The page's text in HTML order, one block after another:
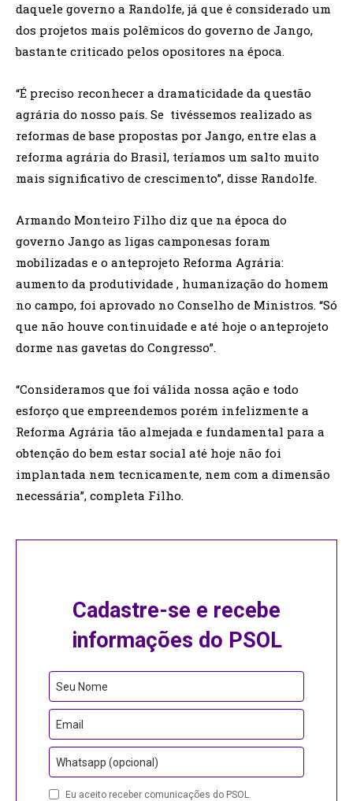
daquele governo a Randolfe, já que é considerado um
dos projetos mais polêmicos do governo de Jango,
bastante criticado pelos opositores na época.
“É preciso reconhecer a dramaticidade da questão
agrária do nosso país. Se tivéssemos realizado as
reformas de base propostas por Jango, entre elas a
reforma agrária do Brasil, teríamos um salto muito
mais significativo de crescimento”, disse Randolfe.
Armando Monteiro Filho diz que na época do
governo Jango as ligas camponesas foram
mobilizadas e o anteprojeto Reforma Agrária:
aumento da produtividade , humanização do homem
no campo, foi aprovado no Conselho de Ministros. “Só
que não houve continuidade e até hoje o anteprojeto
dorme nas gavetas do Congresso”.
“Consideramos que foi válida nossa ação e todo
esforço que empreendemos porém infelizmente a
Reforma Agrária tão almejada e fundamental para a
obtenção do bem estar social até hoje não foi
implantada nem tecnicamente, nem com a dimensão
necessária”, completa Filho.
Cadastre-se e recebe
informações do PSOL
Seu Nome
Email
Whatsapp (opcional)
Company
Eu aceito receber comunicações do PSOL.